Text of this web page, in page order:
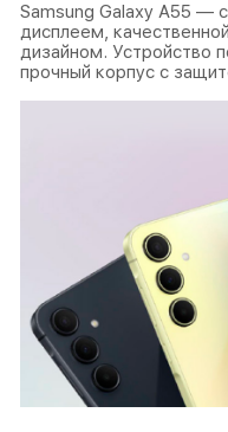
Samsung Galaxy A55 —
дисплеем,
дизайном. Устройство
прочный корпус с